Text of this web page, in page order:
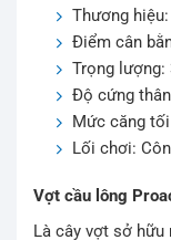
Thương
Điểm cân
Trọng lượng:
Độ cứng
Mức căng
Lối chơi:
Vợt cầu lông
Là cây vợt sở hữu